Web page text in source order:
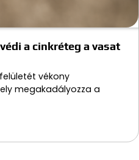
a cinkréteg a vasat
vékony
megakadályozza a